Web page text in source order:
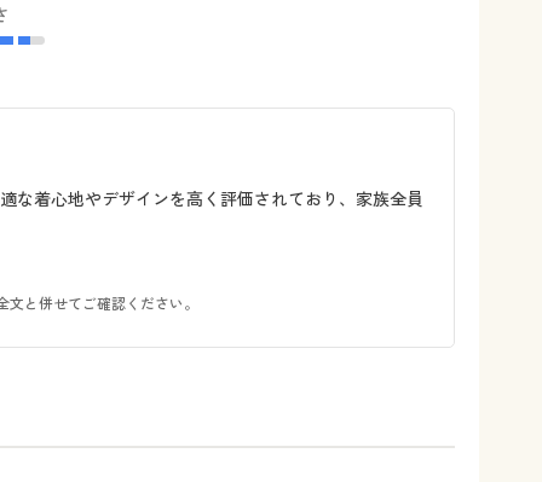
な着心地やデザインを高く評価されており、家族全員
と併せてご確認ください。